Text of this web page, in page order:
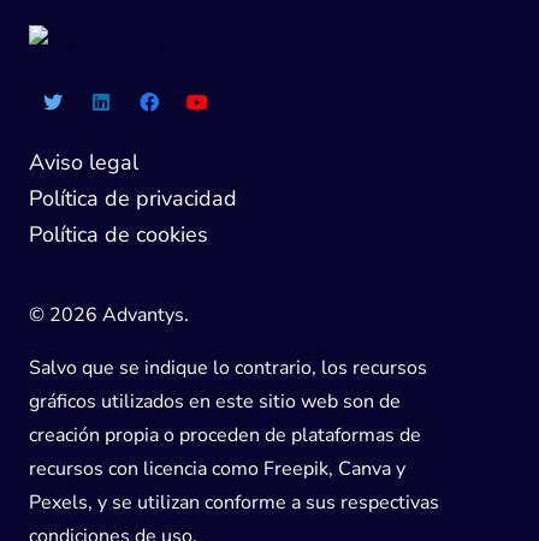
Aviso legal
Política de privacidad
Política de cookies
© 2026 Advantys.
Salvo que se indique lo contrario, los recursos
gráficos utilizados en este sitio web son de
creación propia o proceden de plataformas de
recursos con licencia como Freepik, Canva y
Pexels, y se utilizan conforme a sus respectivas